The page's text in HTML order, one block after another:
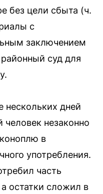
без цели сбыта (ч.
с
заключением
суд для
нескольких дней
незаконно
в
употребления.
часть
остатки сложил в